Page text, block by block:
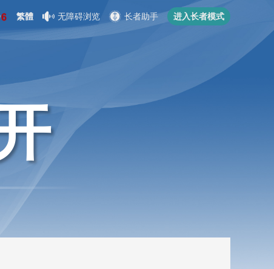
繁體 无障碍浏览 长者助手 进入长者模式